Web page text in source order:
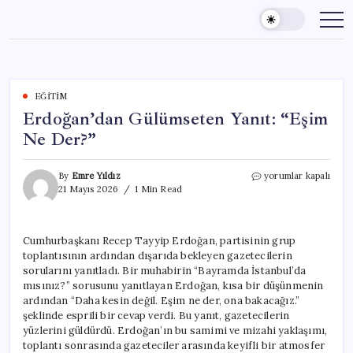
content
EĞITIM
Erdoğan’dan Gülümseten Yanıt: “Eşim
Ne Der?”
By Emre Yıldız
21 Mayıs 2026
1 Min Read
Erdoğan’dan
Der?”
için
yorumlar kapalı
Cumhurbaşkanı Recep Tayyip Erdoğan, partisinin grup
toplantısının ardından dışarıda bekleyen gazetecilerin
sorularını yanıtladı. Bir muhabirin “Bayramda İstanbul’da
mısınız?” sorusunu yanıtlayan Erdoğan, kısa bir düşünmenin
ardından “Daha kesin değil. Eşim ne der, ona bakacağız.”
şeklinde esprili bir cevap verdi. Bu yanıt, gazetecilerin
yüzlerini güldürdü. Erdoğan’ın bu samimi ve mizahi yaklaşımı,
toplantı sonrasında gazeteciler arasında keyifli bir atmosfer